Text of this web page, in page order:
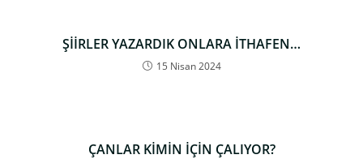
ŞİİRLER YAZARDIK ONLARA İTHAFEN…
15 Nisan 2024
ÇANLAR KİMİN İÇİN ÇALIYOR?